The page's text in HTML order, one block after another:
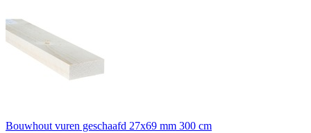
Bouwhout vuren geschaafd 27x69 mm 300 cm